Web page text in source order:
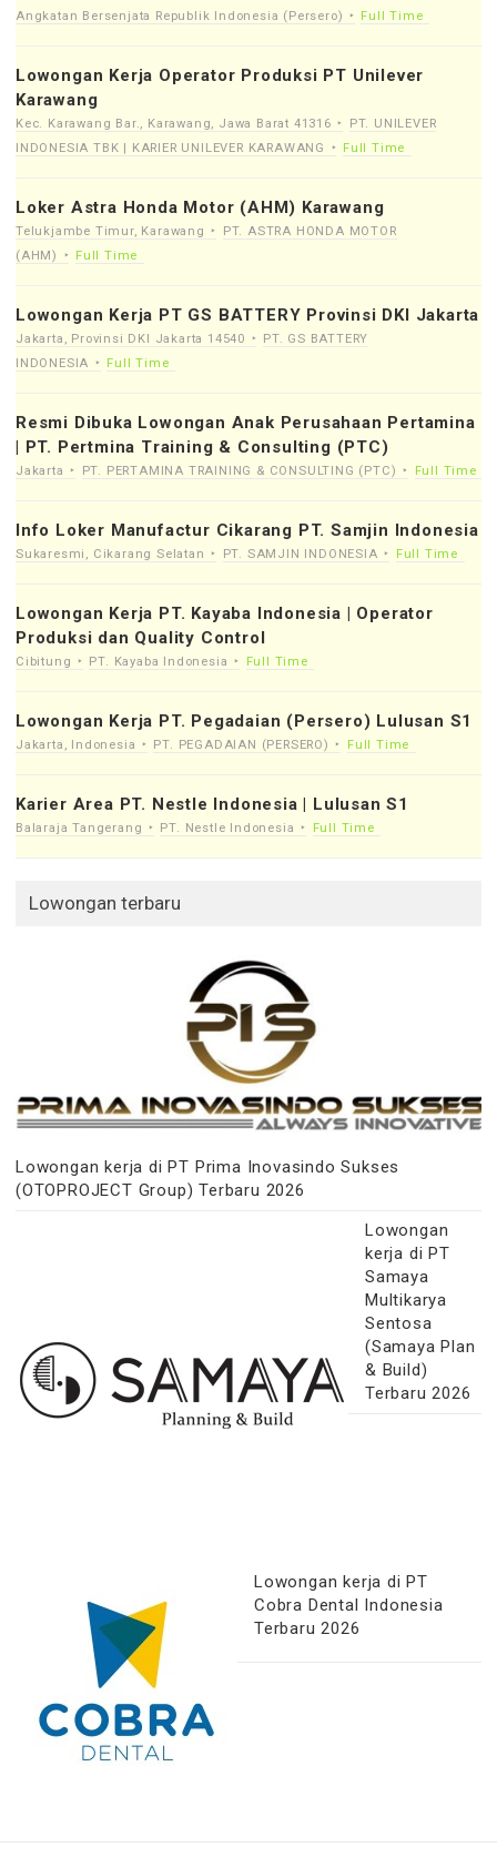
Angkatan Bersenjata Republik Indonesia (Persero)
Full Time
Lowongan Kerja Operator Produksi PT Unilever
Karawang
Kec. Karawang Bar., Karawang, Jawa Barat 41316
PT. UNILEVER
INDONESIA TBK | KARIER UNILEVER KARAWANG
Full Time
Loker Astra Honda Motor (AHM) Karawang
Telukjambe Timur, Karawang
PT. ASTRA HONDA MOTOR
(AHM)
Full Time
Lowongan Kerja PT GS BATTERY Provinsi DKI Jakarta
Jakarta, Provinsi DKI Jakarta 14540
PT. GS BATTERY
INDONESIA
Full Time
Resmi Dibuka Lowongan Anak Perusahaan Pertamina
| PT. Pertmina Training & Consulting (PTC)
Jakarta PT. PERTAMINA TRAINING & CONSULTING (PTC) Full Time
Info Loker Manufactur Cikarang PT. Samjin Indonesia
Sukaresmi, Cikarang Selatan PT. SAMJIN INDONESIA Full Time
Lowongan Kerja PT. Kayaba Indonesia | Operator
Produksi dan Quality Control
Cibitung PT. Kayaba Indonesia Full Time
Lowongan Kerja PT. Pegadaian (Persero) Lulusan S1
Jakarta, Indonesia PT. PEGADAIAN (PERSERO) Full Time
Karier Area PT. Nestle Indonesia | Lulusan S1
Balaraja Tangerang PT. Nestle Indonesia Full Time
Lowongan terbaru
Lowongan kerja di PT Prima Inovasindo Sukses
(OTOPROJECT Group) Terbaru 2026
Lowongan
kerja di PT
Samaya
Multikarya
Sentosa
(Samaya Plan
& Build)
Terbaru 2026
Lowongan kerja di PT
Cobra Dental Indonesia
Terbaru 2026